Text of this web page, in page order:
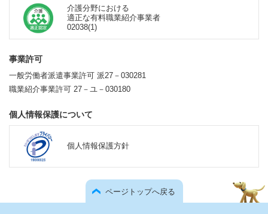
介護分野における
適正な有料職業紹介事業者
02038(1)
事業許可
一般労働者派遣事業許可 派27－030281
職業紹介事業許可 27－ユ－030180
個人情報保護について
個人情報保護方針
ページトップへ戻る